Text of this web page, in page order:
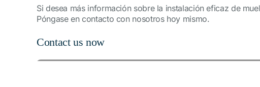
Si desea más información sobre la instalación eficaz de
Póngase en contacto con nosotros hoy mismo.
Contact us now